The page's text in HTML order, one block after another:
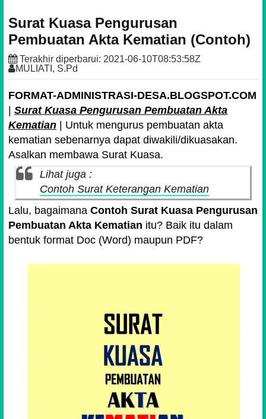
Surat Kuasa Pengurusan
Pembuatan Akta Kematian (Contoh)
Terakhir diperbarui: 2021-06-10T08:53:58Z
MULIATI, S.Pd
FORMAT-ADMINISTRASI-DESA.BLOGSPOT.COM
| Surat Kuasa Pengurusan Pembuatan Akta
Kematian | Untuk mengurus pembuatan akta
kematian sebenarnya dapat diwakili/dikuasakan.
Asalkan membawa Surat Kuasa.
Lihat juga :
Contoh Surat Keterangan Kematian
Lalu, bagaimana Contoh Surat Kuasa Pengurusan
Pembuatan Akta Kematian itu? Baik itu dalam
bentuk format Doc (Word) maupun PDF?